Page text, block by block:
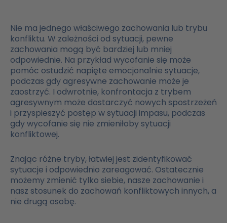
Nie ma jednego właściwego zachowania lub trybu
konfliktu. W zależności od sytuacji, pewne
zachowania mogą być bardziej lub mniej
odpowiednie. Na przykład wycofanie się może
pomóc ostudzić napięte emocjonalnie sytuacje,
podczas gdy agresywne zachowanie może je
zaostrzyć. I odwrotnie, konfrontacja z trybem
agresywnym może dostarczyć nowych spostrzeżeń
i przyspieszyć postęp w sytuacji impasu, podczas
gdy wycofanie się nie zmieniłoby sytuacji
konfliktowej.
Znając różne tryby, łatwiej jest zidentyfikować
sytuacje i odpowiednio zareagować. Ostatecznie
możemy zmienić tylko siebie, nasze zachowanie i
nasz stosunek do zachowań konfliktowych innych, a
nie drugą osobę.